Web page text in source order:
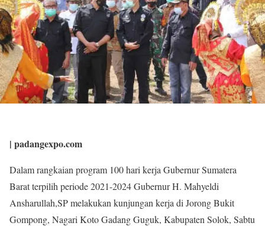
| padangexpo.com
Dalam rangkaian program 100 hari kerja Gubernur Sumatera
Barat terpilih periode 2021-2024 Gubernur H. Mahyeldi
Ansharullah,SP melakukan kunjungan kerja di Jorong Bukit
Gompong, Nagari Koto Gadang Guguk, Kabupaten Solok, Sabtu